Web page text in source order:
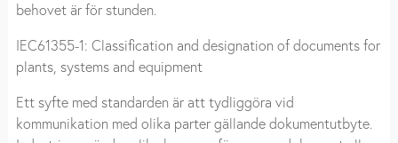
behovet är för stunden.
IEC61355-1: Classification and designation of documents for
plants, systems and equipment
Ett syfte med standarden är att tydliggöra vid
kommunikation med olika parter gällande dokumentutbyte.